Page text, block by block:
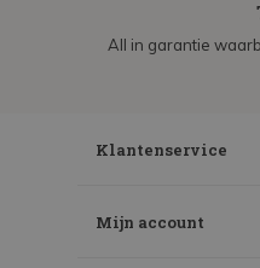
All in garantie
Klantenservice
Mijn account